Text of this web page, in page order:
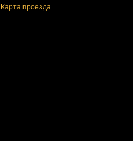
Карта проезда